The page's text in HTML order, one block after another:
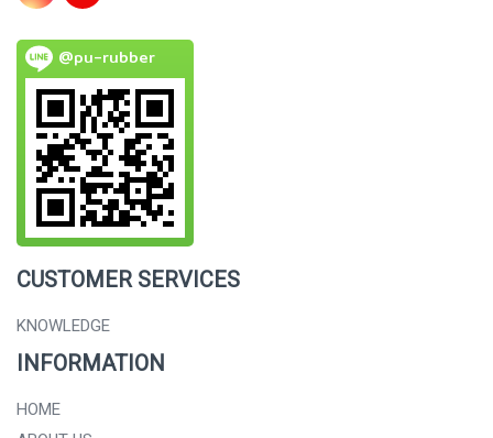
@pu-rubber
CUSTOMER SERVICES
KNOWLEDGE
INFORMATION
HOME